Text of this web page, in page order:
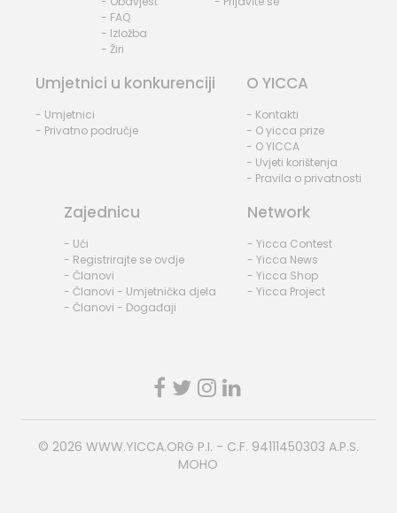
- FAQ
- Izložba
- Žiri
Umjetnici u konkurenciji
- Umjetnici
- Privatno područje
O YICCA
- Kontakti
- O yicca prize
- O YICCA
- Uvjeti korištenja
- Pravila o privatnosti
Zajednicu
- Ući
- Registrirajte se ovdje
- Članovi
- Članovi - Umjetnička djela
- Članovi - Događaji
Network
- Yicca Contest
- Yicca News
- Yicca Shop
- Yicca Project
© 2026 WWW.YICCA.ORG P.I. - C.F. 94111450303 A.P.S.
MOHO